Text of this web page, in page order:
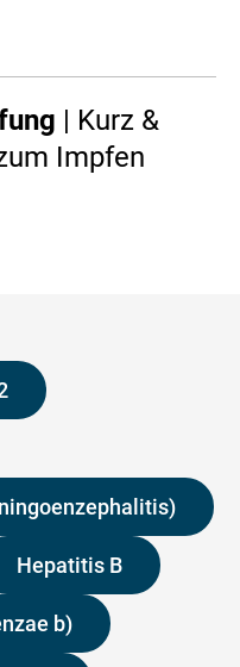
| Kurz &
Impfen
Hepatitis B
b)